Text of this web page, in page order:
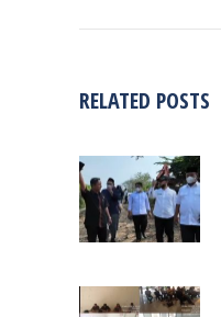
RELATED POSTS